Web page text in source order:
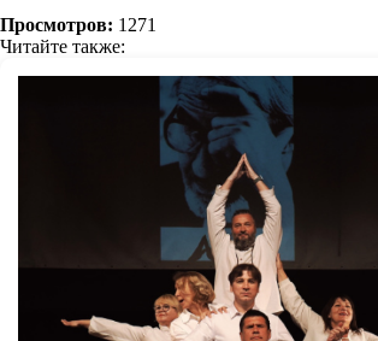
Просмотров: 1271
Читайте также: